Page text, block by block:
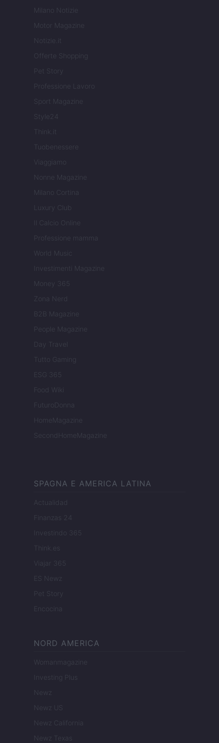
Milano Notizie
Motor Magazine
Notizie.it
Offerte Shopping
Pet Story
Professione Lavoro
Sport Magazine
Style24
Think.it
Tuobenessere
Viaggiamo
Nonne Magazine
Milano Cortina
Luxury Club
Il Calcio Online
Professione mamma
World Music
Investimenti Magazine
Money 365
Zona Nerd
B2B Magazine
People Magazine
Day Travel
Tutto Gaming
ESG 365
Food Wiki
FuturoDonna
HomeMagazine
SecondHomeMagazine
SPAGNA E AMERICA LATINA
Actualidad
Finanzas 24
Investindo 365
Think.es
Viajar 365
ES Newz
Pet Story
Encocina
NORD AMERICA
Womanmagazine
Investing Plus
Newz
Newz US
Newz California
Newz Texas